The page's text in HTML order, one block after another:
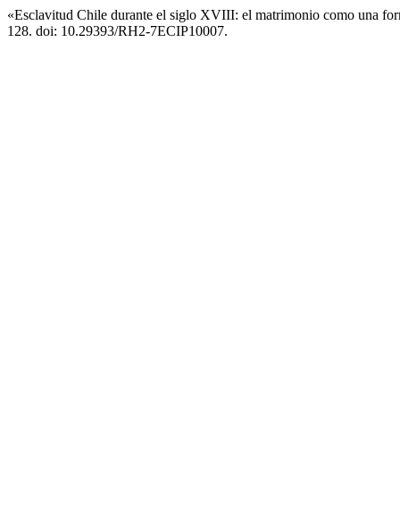
«Esclavitud Chile durante el siglo XVIII: el matrimonio como una
128. doi: 10.29393/RH2-7ECIP10007.